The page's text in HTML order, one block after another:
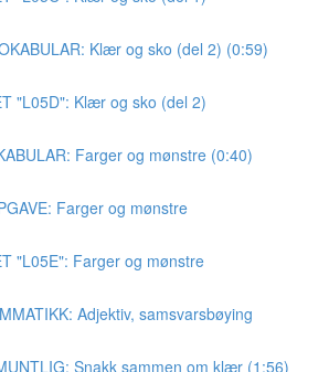
Klær og sko (del 2) (0:59)
"L05D": Klær og sko (del 2)
Farger og mønstre (0:40)
Farger og mønstre
"L05E": Farger og mønstre
Adjektiv, samsvarsbøying
Snakk sammen om klær (1:56)